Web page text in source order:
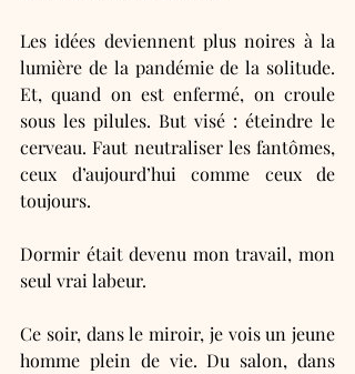
Les idées deviennent plus noires à la
lumière de la pandémie de la solitude.
Et, quand on est enfermé, on croule
sous les pilules. But visé : éteindre le
cerveau. Faut neutraliser les fantômes,
ceux d’aujourd’hui comme ceux de
toujours.
Dormir était devenu mon travail, mon
seul vrai labeur.
Ce soir, dans le miroir, je vois un jeune
homme plein de vie. Du salon, dans